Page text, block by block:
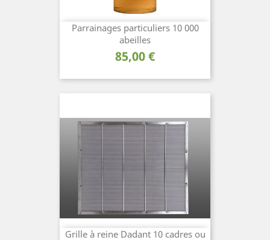
Parrainages particuliers 10 000
abeilles
Prix
85,00 €
Grille à reine Dadant 10 cadres ou